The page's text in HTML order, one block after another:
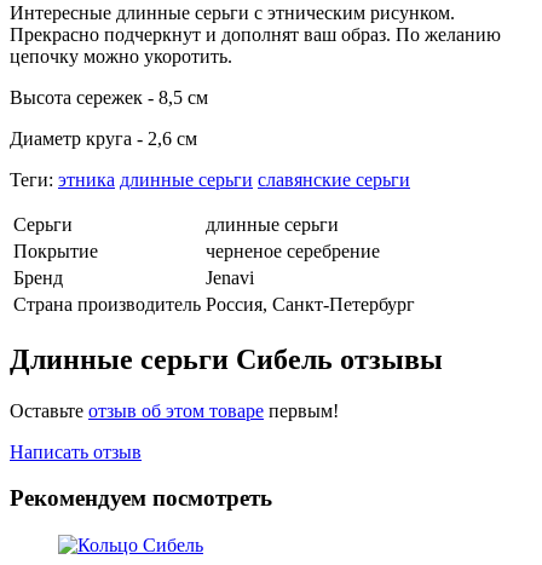
Интересные длинные серьги с этническим рисунком.
Прекрасно подчеркнут и дополнят ваш образ. По желанию
цепочку можно укоротить.
Высота сережек - 8,5 см
Диаметр круга - 2,6 см
Теги: этника длинные серьги славянские серьги
Серьги
длинные серьги
Покрытие
черненое серебрение
Бренд
Jenavi
Страна производитель Россия, Санкт-Петербург
Длинные серьги Сибель отзывы
Оставьте отзыв об этом товаре первым!
Написать отзыв
Рекомендуем посмотреть